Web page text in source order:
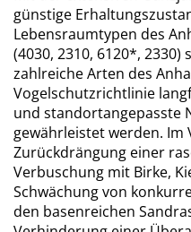
günstige
Lebensraumtypen des
(4030, 2310, 6120*,
zahlreiche Arten des
Vogelschutzrichtlinie
und standortangepasste
gewährleistet werden.
Zurückdrängung einer
Verbuschung mit Birke,
Schwächung von
den basenreichen